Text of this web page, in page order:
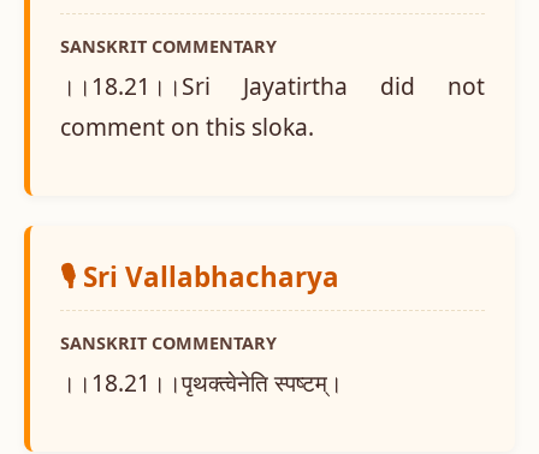
SANSKRIT COMMENTARY
।।18.21।।Sri Jayatirtha did not
comment on this sloka.
🎙️ Sri Vallabhacharya
SANSKRIT COMMENTARY
।।18.21।।पृथक्त्वेनेति स्पष्टम्।